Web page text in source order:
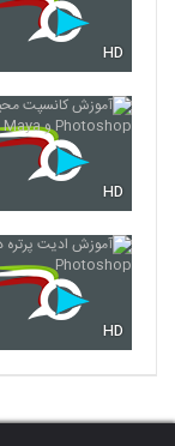
HD
HD
HD